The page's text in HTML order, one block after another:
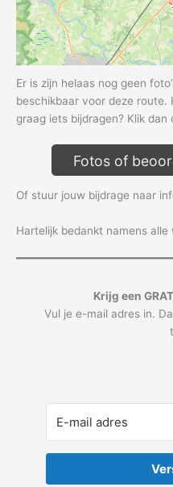
Er is zijn helaas nog geen
beschikbaar voor deze route.
graag iets bijdragen? Klik dan
Fotos of
Of stuur jouw bijdrage naar
Hartelijk bedankt namens alle
Krijg een
Vul je e-mail adres in.